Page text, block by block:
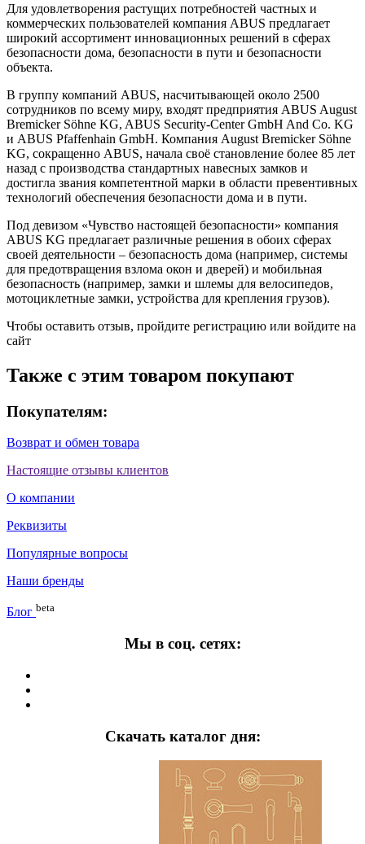
Для удовлетворения растущих потребностей частных и
коммерческих пользователей компания ABUS предлагает
широкий ассортимент инновационных решений в сферах
безопасности дома, безопасности в пути и безопасности
объекта.
В группу компаний ABUS, насчитывающей около 2500
сотрудников по всему миру, входят предприятия ABUS August
Bremicker Söhne KG, ABUS Security-Center GmbH And Co. KG
и ABUS Pfaffenhain GmbH. Компания August Bremicker Söhne
KG, сокращенно ABUS, начала своё становление более 85 лет
назад с производства стандартных навесных замков и
достигла звания компетентной марки в области превентивных
технологий обеспечения безопасности дома и в пути.
Под девизом «Чувство настоящей безопасности» компания
ABUS KG предлагает различные решения в обоих сферах
своей деятельности – безопасность дома (например, системы
для предотвращения взлома окон и дверей) и мобильная
безопасность (например, замки и шлемы для велосипедов,
мотоциклетные замки, устройства для крепления грузов).
Чтобы оставить отзыв, пройдите регистрацию или войдите на
сайт
Также с этим товаром покупают
Покупателям:
Возврат и обмен товара
Настоящие отзывы клиентов
О компании
Реквизиты
Популярные вопросы
Наши бренды
Блог beta
Мы в соц. сетях:
Скачать каталог дня: